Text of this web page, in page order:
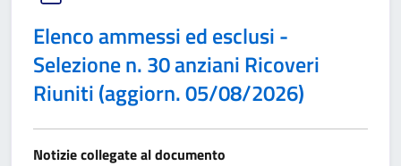
Elenco ammessi ed esclusi -
Selezione n. 30 anziani Ricoveri
Riuniti (aggiorn. 05/08/2026)
Notizie collegate al documento